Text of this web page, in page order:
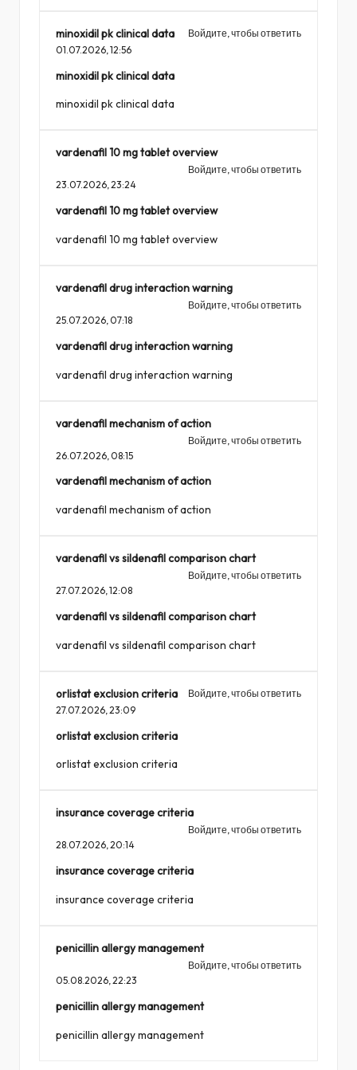
minoxidil pk clinical data
Войдите, чтобы ответить
01.07.2026, 12:56
minoxidil pk clinical data
minoxidil pk clinical data
vardenafil 10 mg tablet overview
Войдите, чтобы ответить
23.07.2026,23:24
vardenafil 10 mg tablet overview
vardenafil 10 mg tablet overview
vardenafil drug interaction warning
Войдите, чтобы ответить
25.07.2026, 07:18
vardenafil drug interaction warning
vardenafil drug interaction warning
vardenafil mechanism of action
Войдите, чтобы ответить
26.07.2026, 08:15
vardenafil mechanism of action
vardenafil mechanism of action
vardenafil vs sildenafil comparison chart
Войдите, чтобы ответить
27.07.2026,12:08
vardenafil vs sildenafil comparison chart
vardenafil vs sildenafil comparison chart
orlistat exclusion criteria
Войдите, чтобы ответить
27.07.2026, 23:09
orlistat exclusion criteria
orlistat exclusion criteria
insurance coverage criteria
Войдите, чтобы ответить
28.07.2026,20:14
insurance coverage criteria
insurance coverage criteria
penicillin allergy management
Войдите, чтобы ответить
05.08.2026, 22:23
penicillin allergy management
penicillin allergy management